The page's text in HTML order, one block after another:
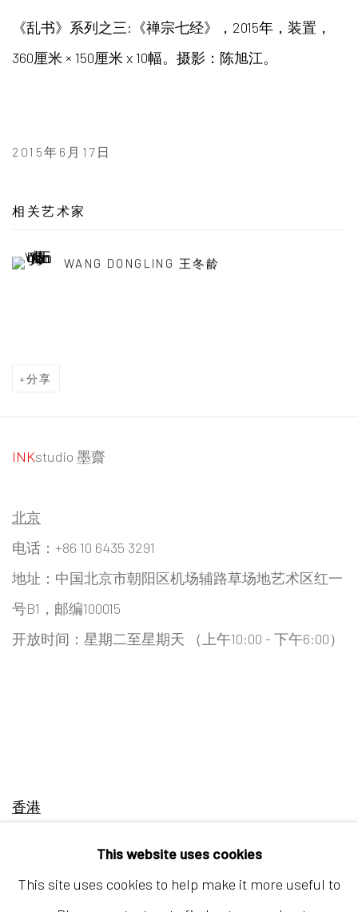
《乱书》系列之三: 《禅宗七经》，2015年，装置，
360厘米 × 150厘米 x10幅。摄影：陈旭江。
2015年6月17日
相关艺术家
WANG DONGLING 王冬龄
分享
INKstudio 墨齋
北京
电话：+86 10 6435 3291
地址：中国北京市朝阳区机场辅路草场地艺术区红一
号B1，邮编100015
开放时间：星期二至星期天 （上午10:00 - 下午6:00）
香港
开放时间：星期二至星期天 （上午11:00 - 下午7:00）
This website uses cookies
This site uses cookies to help make it more useful to